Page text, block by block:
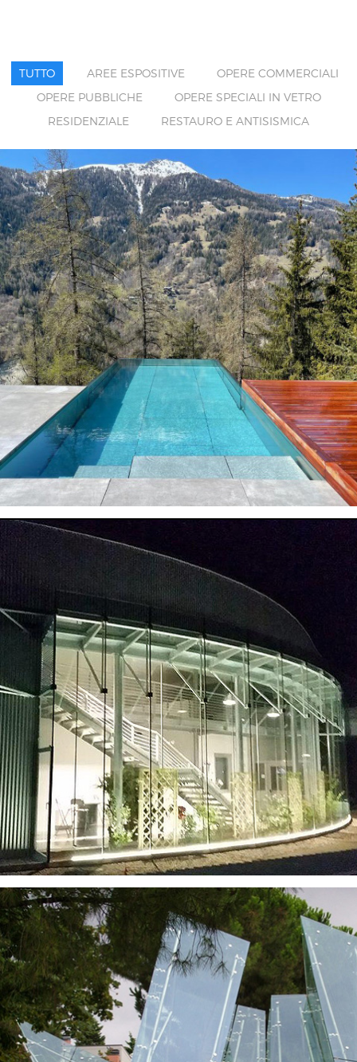
TUTTO AREE ESPOSITIVE
OPERE COMMERCIALI
OPERE PUBBLICHE
OPERE SPECIALI IN VETRO
RESIDENZIALE
RESTAURO E ANTISISMICA
VISUALIZZA
VISUALIZZA